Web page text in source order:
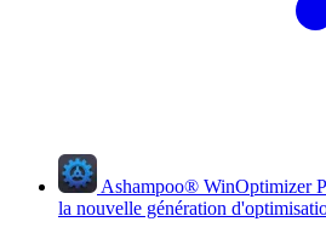
Ashampoo® WinOptimizer
la nouvelle génération